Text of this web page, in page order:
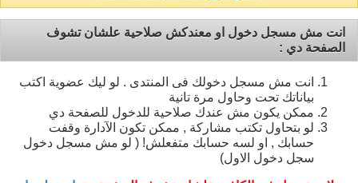
انت مش مسجل دخول او معندكش صلاحية علشان تشوف
الصفحة دي :
انت مش مسجل دخولك فى المنتدى . لو ليك عضوية اكتب
بياناتك تحت وحاول مرة تانية
ممكن يكون مش عندك صلاحية للدخول للصفحة دي
لو بتحاول تكتب مشاركة , ممكن تكون الآدارة وقفت
حسابك , او لسه حسابك متفعلش! ( لو مش مسجل دخول
سجل دخول الاول)